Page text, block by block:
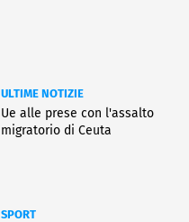
ULTIME NOTIZIE
Ue alle prese con l'assalto
migratorio di Ceuta
SPORT